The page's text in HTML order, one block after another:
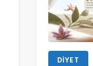
DIYET